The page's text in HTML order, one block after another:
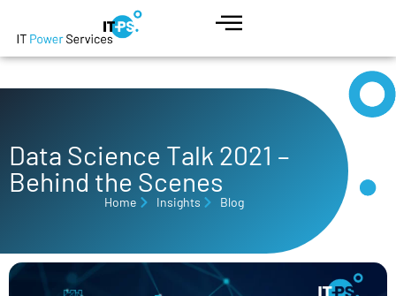
Data Science Talk 2021 –
Behind the Scenes
Home Insights Blog